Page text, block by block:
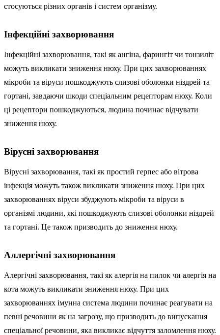
стосуються різних органів і систем організму.
Інфекційні захворювання
Інфекційні захворювання, такі як ангіна, фарингіт чи тонзиліт
можуть викликати зниження нюху. При цих захворюваннях
мікроби та віруси пошкоджують слизові оболонки ніздрей та
гортані, завдаючи шкоди спеціальним рецепторам нюху. Коли
ці рецептори пошкоджуються, людина починає відчувати
зниження нюху.
Вірусні захворювання
Вірусні захворювання, такі як простий герпес або вітрова
інфекція можуть також викликати зниження нюху. При цих
захворюваннях віруси збуджують мікроби та віруси в
організмі людини, які пошкоджують слизові оболонки ніздрей
та гортані. Це також призводить до зниження нюху.
Аллергічні захворювання
Алергічні захворювання, такі як алергія на пилок чи алергія на
кота можуть викликати зниження нюху. При цих
захворюваннях імунна система людини починає реагувати на
певні речовини як на загрозу, що призводить до випускання
спеціальної речовини, яка викликає відчуття заломлення нюху.